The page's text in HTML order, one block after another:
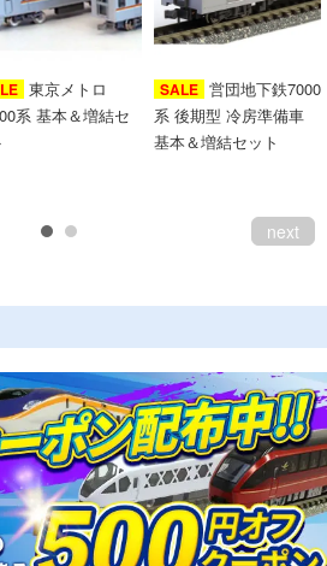
東京メトロ
系 基本＆増結セ
SALE 営団地下鉄7000
系 後期型 冷房準備車
基本＆増結セット
next